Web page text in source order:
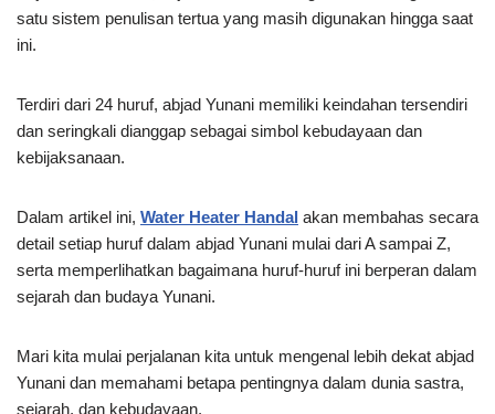
satu sistem penulisan tertua yang masih digunakan hingga saat
ini.
Terdiri dari 24 huruf, abjad Yunani memiliki keindahan tersendiri
dan seringkali dianggap sebagai simbol kebudayaan dan
kebijaksanaan.
Dalam artikel ini, Water Heater Handal akan membahas secara
detail setiap huruf dalam abjad Yunani mulai dari A sampai Z,
serta memperlihatkan bagaimana huruf-huruf ini berperan dalam
sejarah dan budaya Yunani.
Mari kita mulai perjalanan kita untuk mengenal lebih dekat abjad
Yunani dan memahami betapa pentingnya dalam dunia sastra,
sejarah, dan kebudayaan.